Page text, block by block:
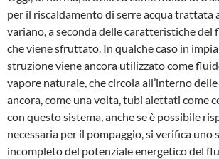
per il riscaldamento di serre acqua trattata
variano, a seconda delle caratteristiche
che viene sfruttato. In qualche caso in
struzione viene ancora utilizzato come
vapore naturale, che circola all’interno
ancora, come una volta, tubi alettati come
con questo si­stema, anche se è possibile
necessaria per il pompaggio, si verifica
incompleto del potenziale energetico del